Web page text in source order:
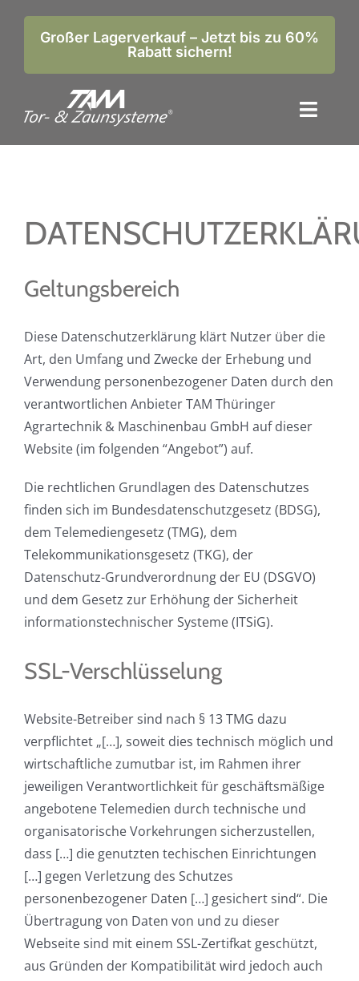
Großer Lagerverkauf – Jetzt bis zu 60%
Rabatt sichern!
Toggle
Home
Bilder-Galerie
Anfrageformular
Kundenportal
Geltungsbereich
Diese Datenschutzerklärung klärt Nutzer über die
Art, den Umfang und Zwecke der Erhebung und
Verwendung personenbezogener Daten durch den
verantwortlichen Anbieter TAM Thüringer
Agrartechnik & Maschinenbau GmbH auf dieser
Website (im folgenden “Angebot”) auf.
Die rechtlichen Grundlagen des Datenschutzes
finden sich im Bundesdatenschutzgesetz (BDSG),
dem Telemediengesetz (TMG), dem
Telekommunikationsgesetz (TKG), der
Datenschutz-Grundverordnung der EU (DSGVO)
und dem Gesetz zur Erhöhung der Sicherheit
informationstechnischer Systeme (ITSiG).
SSL-Verschlüsselung
Website-Betreiber sind nach § 13 TMG dazu
verpflichtet „[…], soweit dies technisch möglich und
wirtschaftliche zumutbar ist, im Rahmen ihrer
jeweiligen Verantwortlichkeit für geschäftsmäßige
angebotene Telemedien durch technische und
organisatorische Vorkehrungen sicherzustellen,
dass […] die genutzten techischen Einrichtungen
[…] gegen Verletzung des Schutzes
personenbezogener Daten […] gesichert sind“. Die
Übertragung von Daten von und zu dieser
Webseite sind mit einem SSL-Zertifkat geschützt,
aus Gründen der Kompatibilität wird jedoch auch